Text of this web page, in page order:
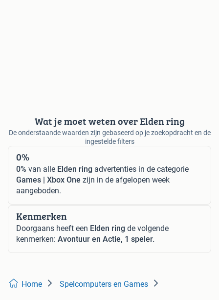
Wat je moet weten over Elden ring
De onderstaande waarden zijn gebaseerd op je zoekopdracht en de
ingestelde filters
0%
0% van alle Elden ring advertenties in de categorie
Games | Xbox One zijn in de afgelopen week
aangeboden.
Kenmerken
Doorgaans heeft een Elden ring de volgende
kenmerken: Avontuur en Actie, 1 speler.
Home Spelcomputers en Games